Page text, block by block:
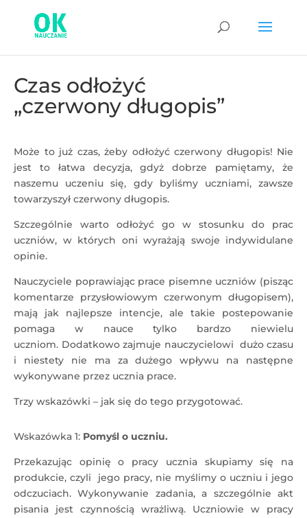
Czas odłożyć
„czerwony długopis”
Może to już czas, żeby odłożyć czerwony długopis! Nie
jest to łatwa decyzja, gdyż dobrze pamiętamy, że
naszemu uczeniu się, gdy byliśmy uczniami, zawsze
towarzyszył czerwony długopis.
Szczególnie warto odłożyć go w stosunku do prac
uczniów, w których oni wyrażają swoje indywidulane
opinie.
Nauczyciele poprawiając prace pisemne uczniów (pisząc
komentarze przysłowiowym czerwonym długopisem),
mają jak najlepsze intencje, ale takie postepowanie
pomaga w nauce tylko bardzo niewielu
uczniom. Dodatkowo zajmuje nauczycielowi dużo czasu
i niestety nie ma za dużego wpływu na następne
wykonywane przez ucznia prace.
Trzy wskazówki – jak się do tego przygotować.
Wskazówka 1: Pomyśl o uczniu.
Przekazując opinię o pracy ucznia skupiamy się na
produkcie, czyli jego pracy, nie myślimy o uczniu i jego
odczuciach. Wykonywanie zadania, a szczególnie akt
pisania jest czynnością wrażliwą. Uczniowie w pracy